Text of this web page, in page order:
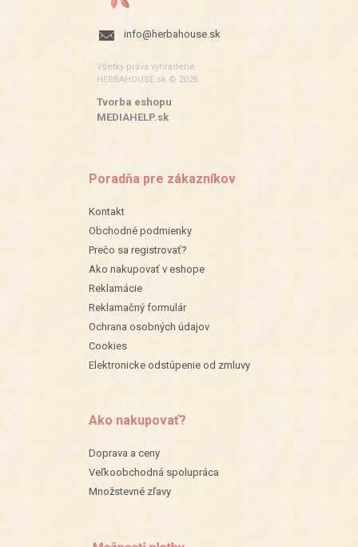
info@herbahouse.sk
Všetky práva vyhradené.
HERBAHOUSE.sk © 2026
Tvorba eshopu:
MEDIAHELP.sk
Poradňa pre zákazníkov
Kontakt
Obchodné podmienky
Prečo sa registrovať?
Ako nakupovať v eshope
Reklamácie
Reklamačný formulár
Ochrana osobných údajov
Cookies
Elektronicke odstúpenie od zmluvy
Ako nakupovať?
Doprava a ceny
Veľkoobchodná spolupráca
Množstevné zľavy